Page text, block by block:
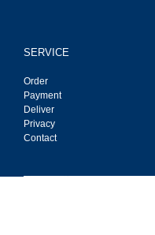
SERVICE
Order
Payment
Deliver
Privacy
Contact